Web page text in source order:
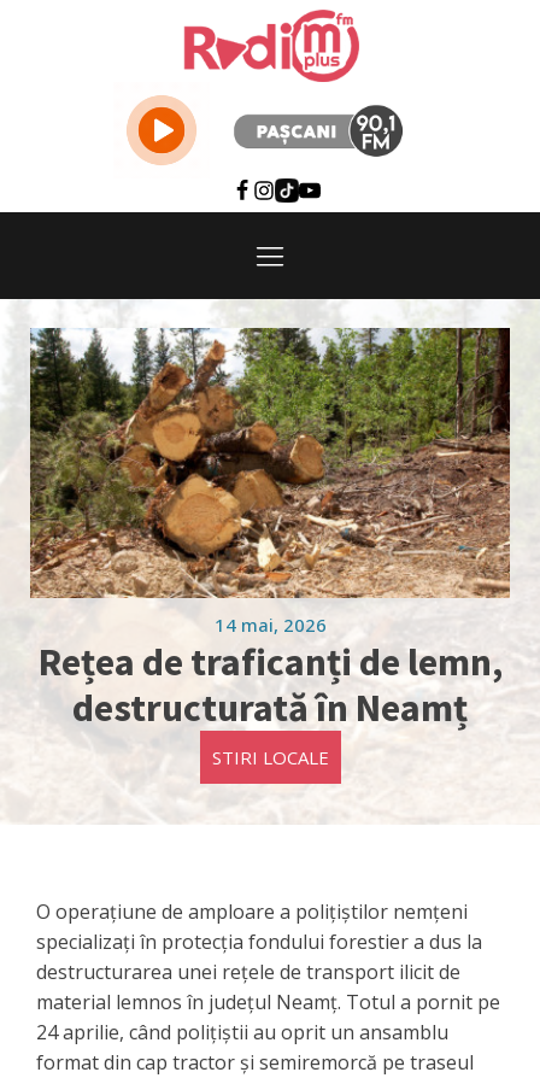
14 mai, 2026
Rețea de traficanți de lemn,
destructurată în Neamț
STIRI LOCALE
O operațiune de amploare a polițiștilor nemțeni
specializați în protecția fondului forestier a dus la
destructurarea unei rețele de transport ilicit de
material lemnos în județul Neamț. Totul a pornit pe
24 aprilie, când polițiștii au oprit un ansamblu
format din cap tractor și semiremorcă pe traseul